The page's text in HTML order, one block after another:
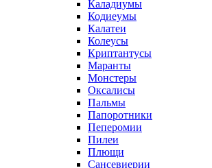
Каладиумы
Кодиеумы
Калатеи
Колеусы
Криптантусы
Маранты
Монстеры
Оксалисы
Пальмы
Папоротники
Пеперомии
Пилеи
Плющи
Сансевиерии